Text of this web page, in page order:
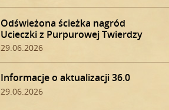
Odświeżona ścieżka nagród
Ucieczki z Purpurowej Twierdzy
29.06.2026
Informacje o aktualizacji 36.0
29.06.2026